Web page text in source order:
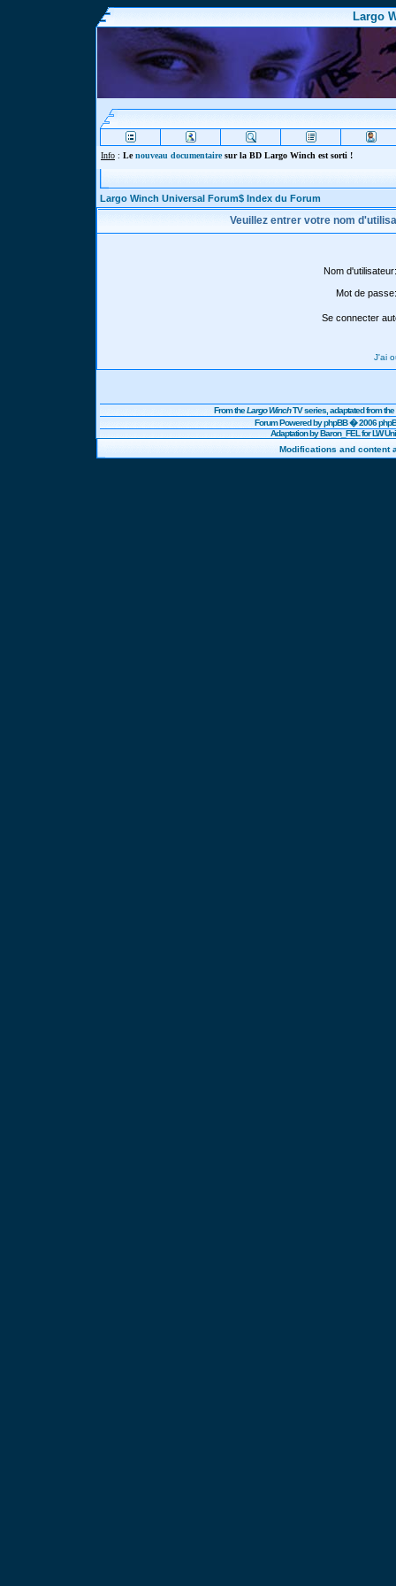
Largo
Info : Lenouveau documentairesur la BD Largo Winch est sorti !
Largo Winch Universal Forum$ Index du Forum
Veuillez entrer votre nom
Nom d'utilisateur:
Mot de passe:
Se connecter
J'ai
From theLargo WinchTV series, adaptated from
Forum Powered byphpBB� 2006
Adaptation by Baron_FEL for LW
Modifications and content